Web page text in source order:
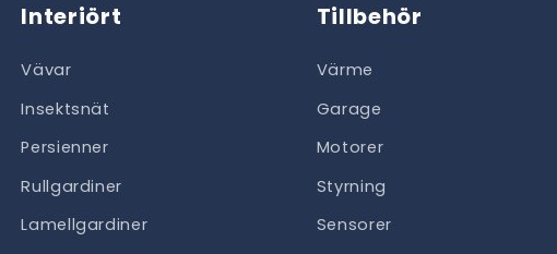
Interiört
Vävar
Insektsnät
Persienner
Rullgardiner
Lamellgardiner
Tillbehör
Värme
Garage
Motorer
Styrning
Sensorer